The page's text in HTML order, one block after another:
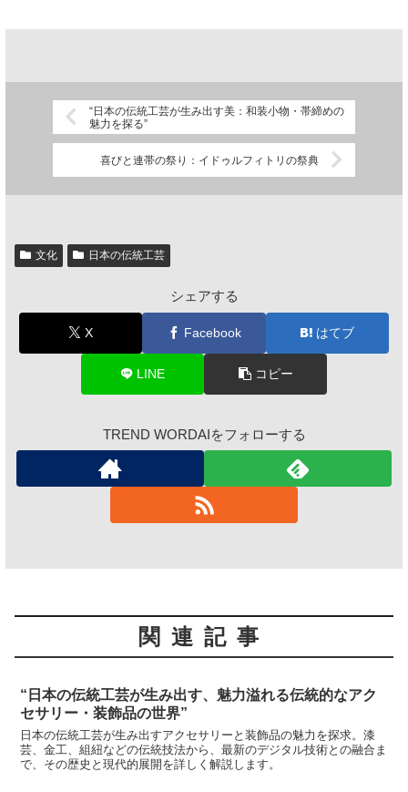
“日本の伝統工芸が生み出す美：和装小物・帯締めの
魅力を探る”
喜びと連帯の祭り：イドゥルフィトリの祭典
文化 日本の伝統工芸
シェアする
X Facebook はてブ
LINE コピー
TREND WORDAIをフォローする
関連記事
“日本の伝統工芸が生み出す、魅力溢れる伝統的なアク
セサリー・装飾品の世界”
日本の伝統工芸が生み出すアクセサリーと装飾品の魅力を探求。漆
芸、金工、組紐などの伝統技法から、最新のデジタル技術との融合ま
で、その歴史と現代的展開を詳しく解説します。